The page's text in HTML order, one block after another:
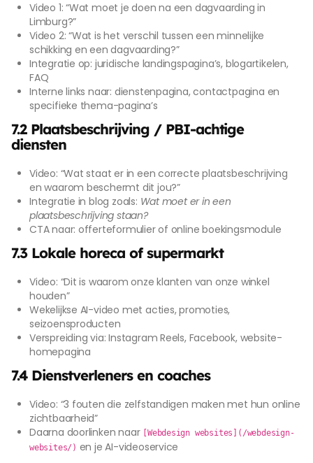
Video 1: “Wat moet je doen na een dagvaarding in
Limburg?”
Video 2: “Wat is het verschil tussen een minnelijke
schikking en een dagvaarding?”
Integratie op: juridische landingspagina’s, blogartikelen,
FAQ
Interne links naar: dienstenpagina, contactpagina en
specifieke thema-pagina’s
7.2 Plaatsbeschrijving / PBI-achtige
diensten
Video: “Wat staat er in een correcte plaatsbeschrijving
en waarom beschermt dit jou?”
Integratie in blog zoals: Wat moet er in een
plaatsbeschrijving staan?
CTA naar: offerteformulier of online boekingsmodule
7.3 Lokale horeca of supermarkt
Video: “Dit is waarom onze klanten van onze winkel
houden”
Wekelijkse AI-video met acties, promoties,
seizoensproducten
Verspreiding via: Instagram Reels, Facebook, website-
homepagina
7.4 Dienstverleners en coaches
Video: “3 fouten die zelfstandigen maken met hun online
zichtbaarheid”
Daarna doorlinken naar
[Webdesign websites](/webdesign-
websites/) en je AI-videoservice